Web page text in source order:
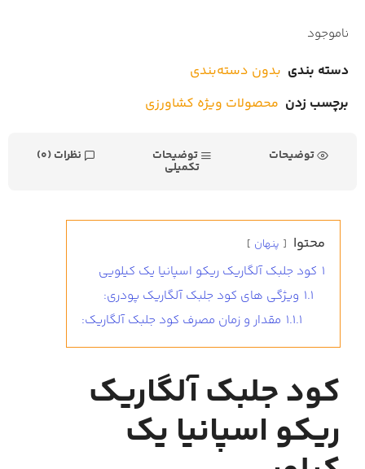
ناموجود
دسته بندی بدون دسته‌بندی
برچسب زدن محصولات ویژه کشاورزی
توضیحات توضیحات
تکمیلی
نظرات (0)
محتوا پنهان
1 کود جلبک آلگاریک ریکو اسپانیا یک کیلویی
1.1 ویژگی های کود جلبک آلگاریک پودری:
1.1.1 مقدار و زمان مصرف کود جلبک آلگاریک:
کود جلبک آلگاریک
ریکو اسپانیا یک